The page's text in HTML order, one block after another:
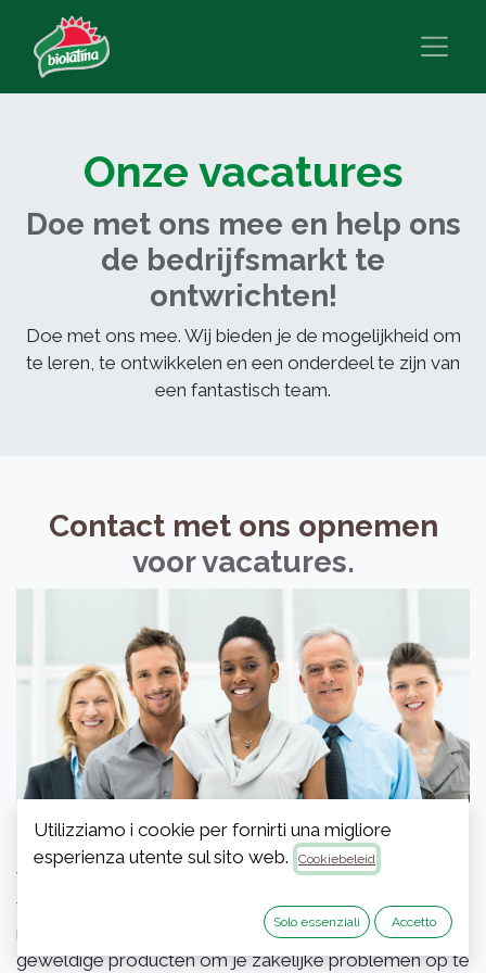
Onze vacatures
Doe met ons mee en help ons
de bedrijfsmarkt te
ontwrichten!
Doe met ons mee. Wij bieden je de mogelijkheid om
te leren, te ontwikkelen en een onderdeel te zijn van
een fantastisch team.
Contact met ons opnemen
voor vacatures.
Over ons
We zijn een team van gepassioneerde mensen van
wie het doel is om ieders leven te verbeteren door
middel van ontwrichtende producten. We bouwen
geweldige producten om je zakelijke problemen op te
Utilizziamo i cookie per fornirti una migliore
esperienza utente sul sito web.
Cookiebeleid
Solo essenziali Accetto